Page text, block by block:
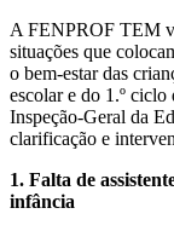
A FENPROF TEM
situações que
o bem-estar das
escolar e do 1.º
Inspeção-Geral da
clarificação e
1. Falta de
infância